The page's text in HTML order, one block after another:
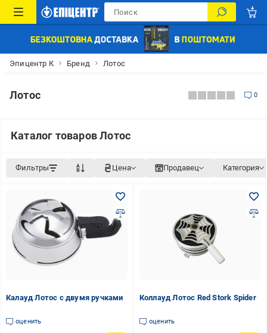
Эпицентр К Бренд Лотос
Лотос 0
Каталог товаров Лотос
Фильтры Цена Продавец Категория
Калауд Лотос с двумя ручками
оценить
Коллауд Лотос Red Stork Spider
оценить